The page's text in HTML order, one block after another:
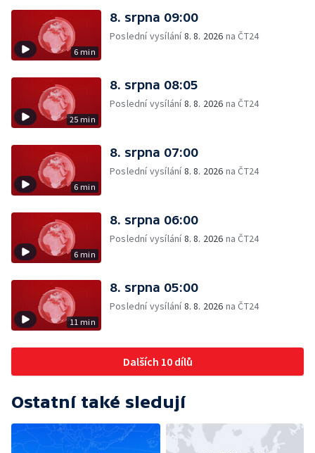
6 min
8. srpna 09:00
Poslední vysílání8. 8. 2026 na ČT24
25 min
8. srpna 08:05
Poslední vysílání8. 8. 2026 na ČT24
6 min
8. srpna 07:00
Poslední vysílání8. 8. 2026 na ČT24
6 min
8. srpna 06:00
Poslední vysílání8. 8. 2026 na ČT24
11 min
8. srpna 05:00
Poslední vysílání8. 8. 2026 na ČT24
Dalších 10 dílů
Ostatní také sledují